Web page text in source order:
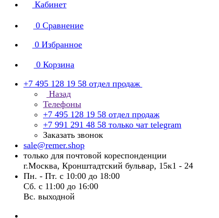
Кабинет
0 Сравнение
0 Избранное
0 Корзина
+7 495 128 19 58 отдел продаж
Назад
Телефоны
+7 495 128 19 58 отдел продаж
+7 991 291 48 58 только чат telegram
Заказать звонок
sale@remer.shop
только для почтовой кореспонденции
г.Москва, Кронштадтский бульвар, 15к1 - 24
Пн. - Пт. с 10:00 до 18:00
Сб. с 11:00 до 16:00
Вс. выходной